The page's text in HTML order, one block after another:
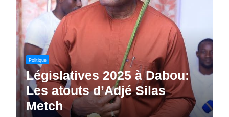
Politique
Législatives 2025 à Dabou:
Les atouts d’Adjé Silas
Metch